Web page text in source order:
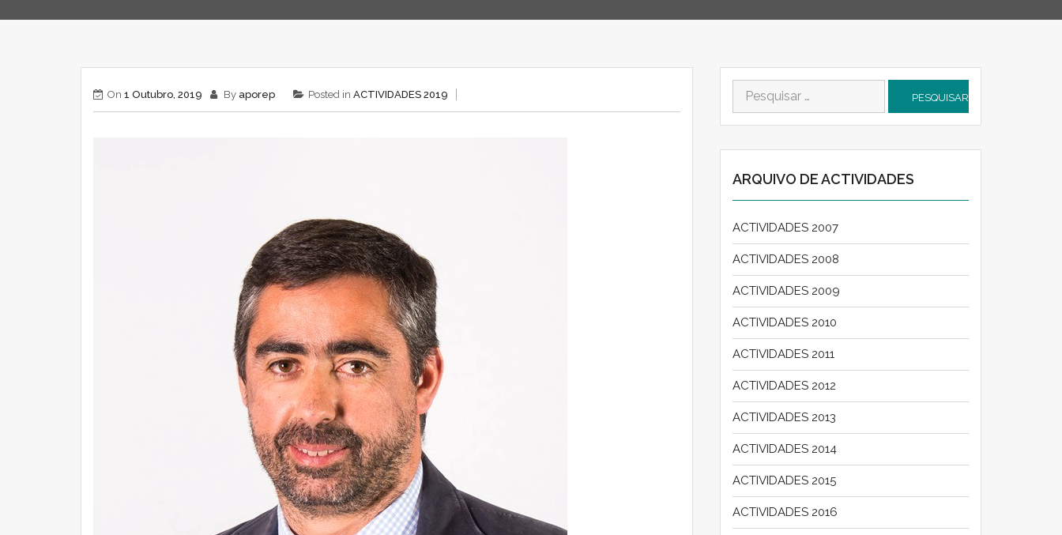
On 1 Outubro, 2019 By aporep Posted in ACTIVIDADES 2019
Pesquisar
por:
ARQUIVO DE ACTIVIDADES
ACTIVIDADES 2007
ACTIVIDADES 2008
ACTIVIDADES 2009
ACTIVIDADES 2010
ACTIVIDADES 2011
ACTIVIDADES 2012
ACTIVIDADES 2013
ACTIVIDADES 2014
ACTIVIDADES 2015
ACTIVIDADES 2016